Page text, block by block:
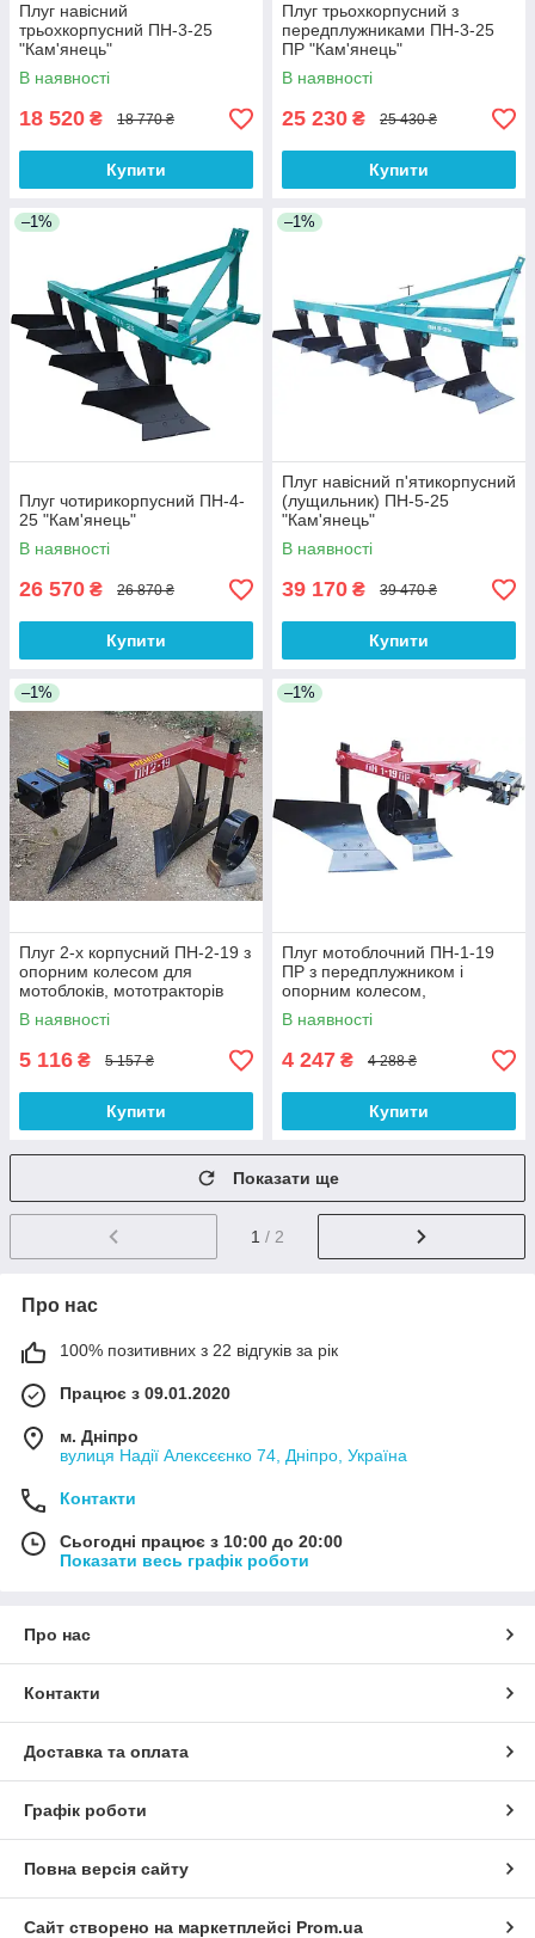
Плуг навісний
трьохкорпусний ПН-3-25
"Кам'янець"
В наявності
18 520 ₴ 18 770 ₴
Купити
Плуг трьохкорпусний з
передплужниками ПН-3-25
ПР "Кам'янець"
В наявності
25 230 ₴ 25 430 ₴
Купити
–1%
Плуг чотирикорпусний ПН-4-
25 "Кам'янець"
В наявності
26 570 ₴ 26 870 ₴
Купити
–1%
Плуг навісний п'ятикорпусний
(лущильник) ПН-5-25
"Кам'янець"
В наявності
39 170 ₴ 39 470 ₴
Купити
–1%
Плуг 2-х корпусний ПН-2-19 з
опорним колесом для
мотоблоків, мототракторів
В наявності
5 116 ₴ 5 157 ₴
Купити
–1%
Плуг мотоблочний ПН-1-19
ПР з передплужником і
опорним колесом,
"Кам'янець"
В наявності
4 247 ₴ 4 288 ₴
Купити
Показати ще
1 / 2
Про нас
100% позитивних з 22 відгуків за рік
Працює з 09.01.2020
м. Дніпро
вулиця Надії Алексєєнко 74, Дніпро, Україна
Контакти
Сьогодні працює з 10:00 до 20:00
Показати весь графік роботи
Про нас
Контакти
Доставка та оплата
Графік роботи
Повна версія сайту
Сайт створено на маркетплейсі Prom.ua